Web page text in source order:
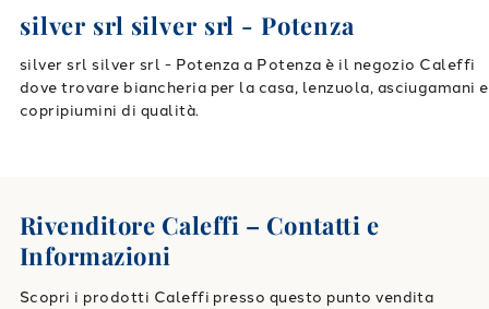
silver srl silver srl - Potenza
silver srl silver srl - Potenza a Potenza è il negozio Caleffi
dove trovare biancheria per la casa, lenzuola, asciugamani e
copripiumini di qualità.
Rivenditore Caleffi – Contatti e
Informazioni
Scopri i prodotti Caleffi presso questo punto vendita